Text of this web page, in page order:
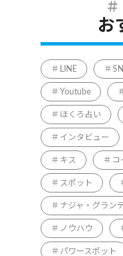
お
LINE
Youtube
ほくろ占い
インタビュー
キス コ
スポット
ナジャ・グラン
ノウハウ
パワースポット